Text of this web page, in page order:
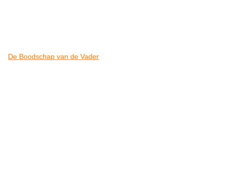
De Boodschap van de Vader